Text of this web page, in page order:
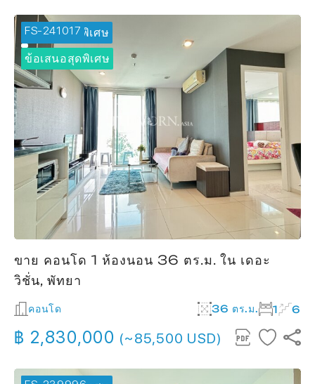
FS-241017
🔥 ข้อเสนอพิเศษ
ข้อเสนอสุดพิเศษ
ขาย คอนโด 1 ห้องนอน 36 ตร.ม. ใน เดอะ
วิชั่น, พัทยา
คอนโด 36 ตร.ม. 1 6
฿ 2,830,000 (~85,500 USD)